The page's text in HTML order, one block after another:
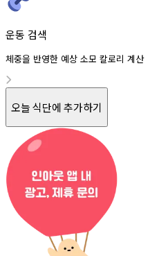
운동 검색
체중을 반영한 예상 소모 칼로리 계산
오늘 식단에 추가하기